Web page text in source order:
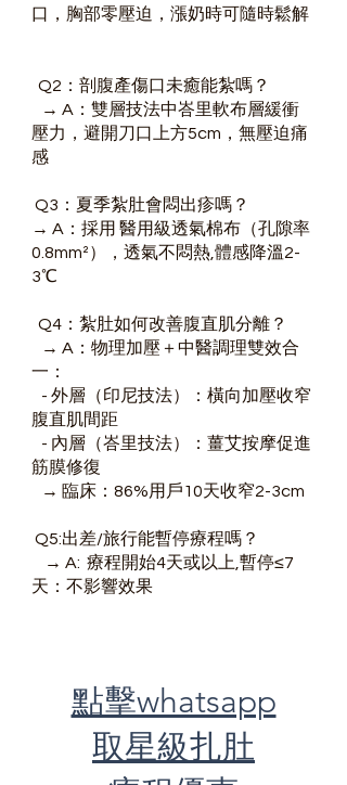
口，胸部零壓迫，漲奶時可隨時鬆解
Q2：剖腹產傷口未癒能紮嗎？
→ A：雙層技法中峇里軟布層緩衝
壓力，避開刀口上方5cm，無壓迫痛
感
Q3：夏季紮肚會悶出疹嗎？
→ A：採用 醫用級透氣棉布（孔隙率
0.8mm²），透氣不悶熱,體感降溫2-
3℃
Q4：紮肚如何改善腹直肌分離？
→ A：物理加壓＋中醫調理雙效合
一：
- 外層（印尼技法）：橫向加壓收窄
腹直肌間距
- 內層（峇里技法）：薑艾按摩促進
筋膜修復
→ 臨床：86%用戶10天收窄2-3cm
Q5:出差/旅行能暫停療程嗎？
→ A: 療程開始4天或以上,暫停≤7
天：不影響效果
點擊whatsapp
取星級扎肚